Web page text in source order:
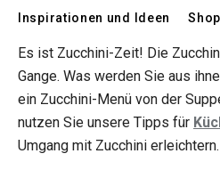
Inspirationen und Ideen
Es ist Zucchini-Zeit! Die
Gange. Was werden Sie aus
ein Zucchini-Menü von der
nutzen Sie unsere Tipps für
Umgang mit Zucchini erleichtern.